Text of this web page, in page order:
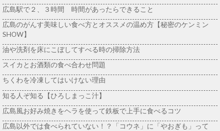
広島駅で２、３時間 時間があったらできること
広島のがんす美味しい食べ方とオススメの温め方【秘密のケンミン
SHOW】
油や洗剤を床にこぼしてすべる時の掃除方法
スイカとお酒類の食べ合わせ問題
ちくわを冷凍してはいけない理由
知る人ぞ知る【ひろしまっこ汁】
広島風お好み焼きをヘラを使って鉄板で上手に食べるコツ
広島以外では食べられていない！？「コウネ」に「やおぎも」って